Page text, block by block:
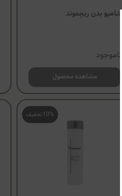
شامپو بدن ریچموند
ناموجود
مشاهده محصول
10%تخفیف